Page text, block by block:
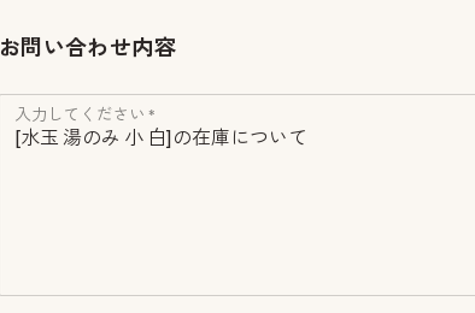
お問い合わせ内容
入力してください *